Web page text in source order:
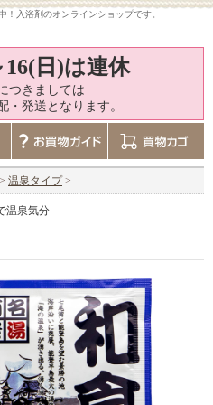
！入浴剤のオンラインショップです。
16(日)は連休
つきましては
・発送となります。
> 温泉タイプ>
温泉気分